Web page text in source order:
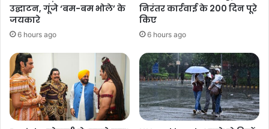
उद्घाटन, गूंजे ‘बम-बम भोले’ के
जयकारे
6 hours ago
निरंतर कार्रवाई के 200 दिन पूरे
किए
6 hours ago